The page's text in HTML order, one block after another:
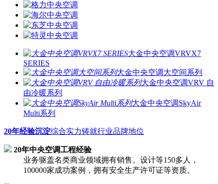
大金中央空调VRVX7
SERIES
大金中央空调大空间系列
大金中央空调VRV 自
由冷暖系列
大金中央空调SkyAir
Multi系列
20年经验沉淀综合实力铸就行业品牌地位
20年中央空调工程经验
业务驱盖名类商业领域拥有销售。设计等150多人，
100000家成功案例，拥有安全生产许可证等资质。